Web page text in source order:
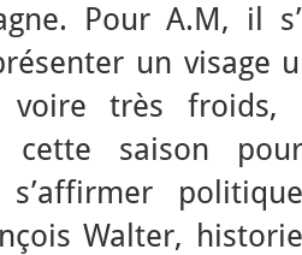
Pour A.M, il
un visage
voire très froids,
cette saison
Walter,